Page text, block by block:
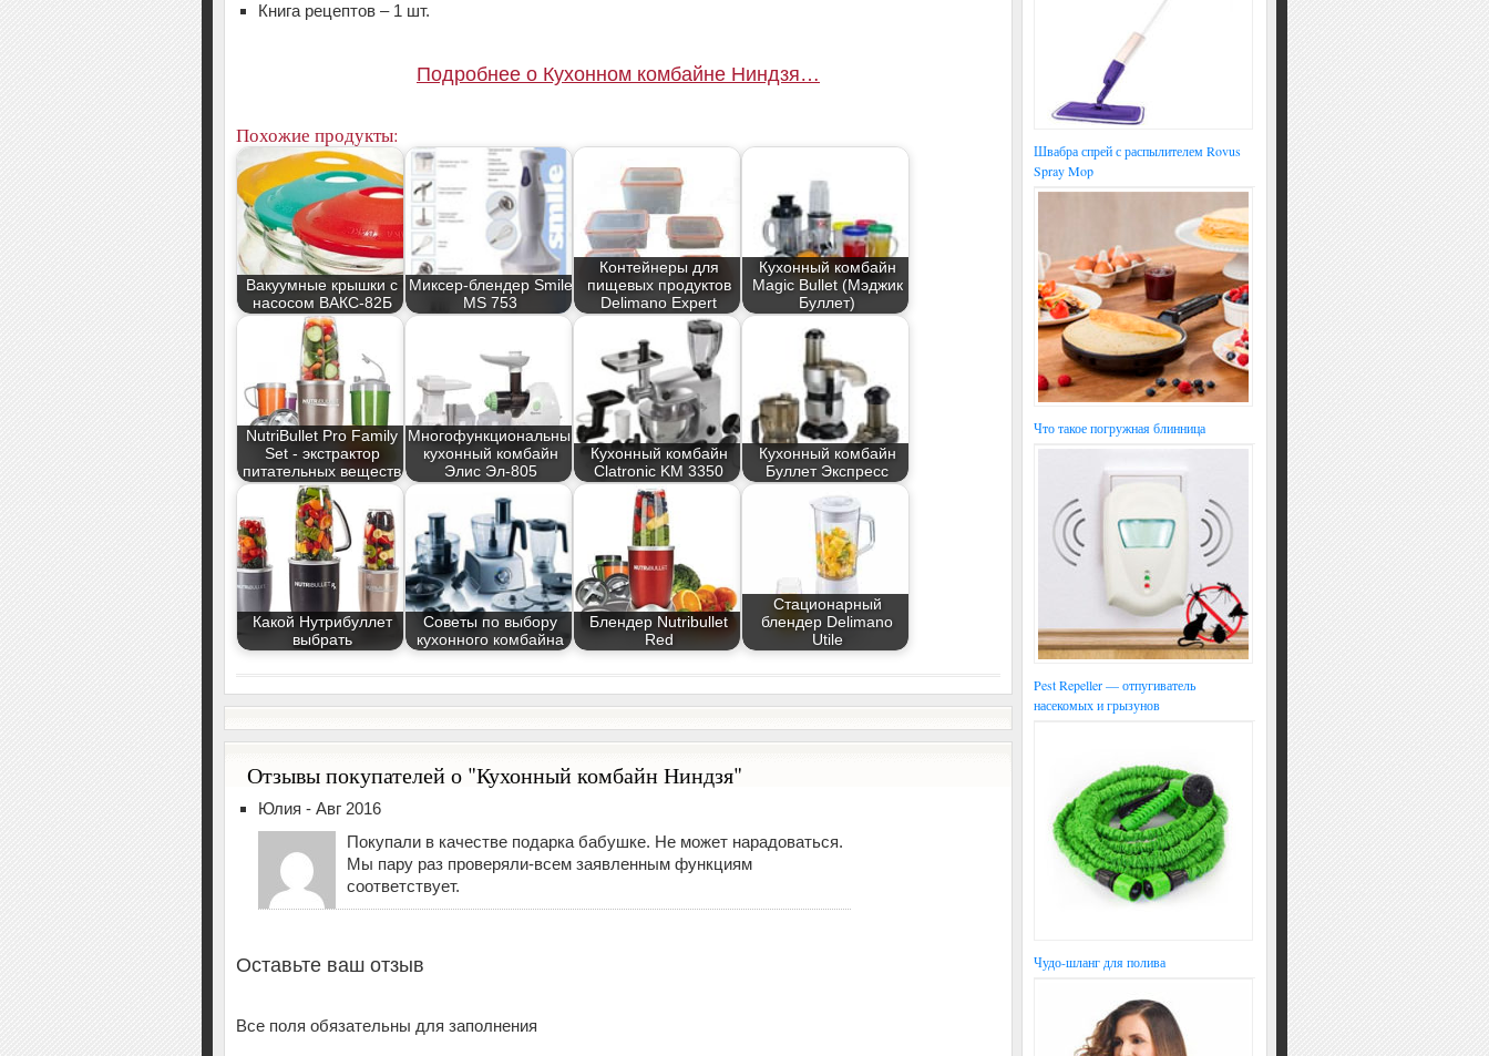
Книга рецептов – 1 шт.
Подробнее о Кухонном комбайне Ниндзя…
Похожие продукты:
Вакуумные крышки с
насосом ВАКС-82Б
Миксер-блендер Smile
MS 753
Контейнеры для
пищевых продуктов
Delimano Expert
Кухонный комбайн
Magic Bullet (Мэджик
Буллет)
NutriBullet Pro Family
Set - экстрактор
питательных веществ
Многофункциональный
кухонный комбайн
Элис Эл-805
Кухонный комбайн
Clatronic KM 3350
Кухонный комбайн
Буллет Экспресс
Какой Нутрибуллет
выбрать
Советы по выбору
кухонного комбайна
Блендер Nutribullet
Red
Стационарный
блендер Delimano
Utile
Отзывы покупателей о "Кухонный комбайн Ниндзя"
Юлия - Авг 2016
Покупали в качестве подарка бабушке. Не может нарадоваться.
Мы пару раз проверяли-всем заявленным функциям
соответствует.
Оставьте ваш отзыв
Все поля обязательны для заполнения
Швабра спрей с распылителем Rovus
Spray Mop
Что такое погружная блинница
Pest Repeller — отпугиватель
насекомых и грызунов
Чудо-шланг для полива